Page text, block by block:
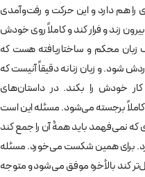
هم دارد و این حرکت و رفت‌وآمدی
‌زند و فرار کند و کاملاً روی خودش
زبان محکم و ساختاریافته هست که
شود. و زبان زنانه دقیقاً آنیست که
خودش را بکند. در داستان‌های
برجسته می‌شود. مسئله این است
که نمی‌فهمد باید همۀ آن را جمع کند
برای همین شکست می‌خورد. مسئله
کند بالأخره موفق می‌شود و متوجه